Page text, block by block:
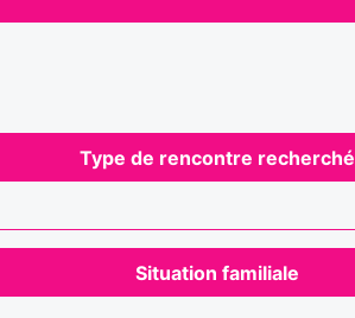
Type de rencontre recherché
Situation familiale